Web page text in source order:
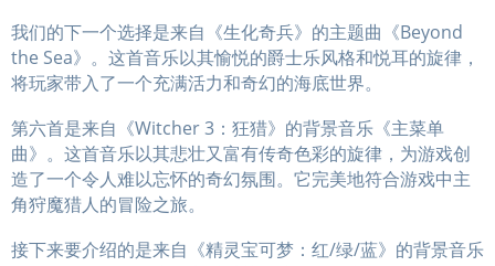
我们的下一个选择是来自《生化奇兵》的主题曲《Beyond
the Sea》。这首音乐以其愉悦的爵士乐风格和悦耳的旋律，
将玩家带入了一个充满活力和奇幻的海底世界。
第六首是来自《Witcher 3：狂猎》的背景音乐《主菜单
曲》。这首音乐以其悲壮又富有传奇色彩的旋律，为游戏创
造了一个令人难以忘怀的奇幻氛围。它完美地符合游戏中主
角狩魔猎人的冒险之旅。
接下来要介绍的是来自《精灵宝可梦：红/绿/蓝》的背景音乐